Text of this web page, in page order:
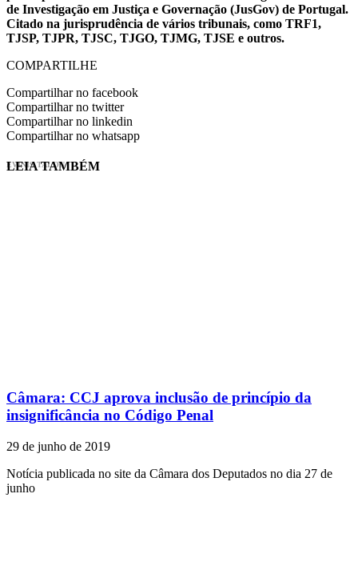
de Investigação em Justiça e Governação (JusGov) de Portugal.
Citado na jurisprudência de vários tribunais, como TRF1,
TJSP, TJPR, TJSC, TJGO, TJMG, TJSE e outros.
COMPARTILHE
Compartilhar no facebook
Compartilhar no twitter
Compartilhar no linkedin
Compartilhar no whatsapp
EVINIS TALON
LEIA TAMBÉM
Câmara: CCJ aprova inclusão de princípio da
insignificância no Código Penal
29 de junho de 2019
Notícia publicada no site da Câmara dos Deputados no dia 27 de
junho